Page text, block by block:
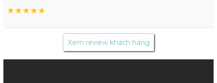
★★★★★
Xem review khách hàng